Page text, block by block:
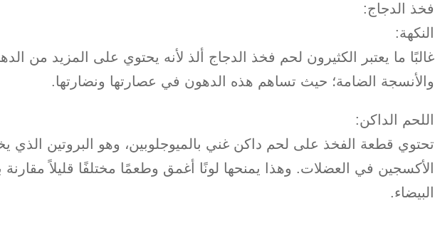
فخذ الدجاج:
النكهة:
غالبًا ما يعتبر الكثيرون لحم فخذ الدجاج ألذ لأنه يحتوي على المزيد من
والأنسجة الضامة؛ حيث تساهم هذه الدهون في عصارتها ونضارتها.
اللحم الداكن:
تحتوي قطعة الفخذ على لحم داكن غني بالميوجلوبين، وهو البروتين الذي
الأكسجين في العضلات. وهذا يمنحها لونًا أغمق وطعمًا مختلفًا قليلاً مقارنة
البيضاء.